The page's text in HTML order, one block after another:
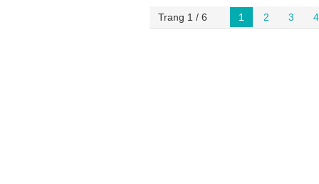
Trang 1 / 6 1 2 3 4